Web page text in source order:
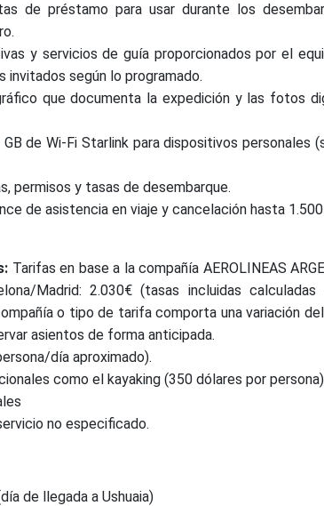
de préstamo para usar durante los
y servicios de guía proporcionados por el
invitados según lo programado.
que documenta la expedición y las fotos
de Wi-Fi Starlink para dispositivos personales
permisos y tasas de desembarque.
de asistencia en viaje y cancelación hasta
Tarifas en base a la compañía AEROLINEAS
Madrid: 2.030€ (tasas incluidas
o tipo de tarifa comporta una variación
asientos de forma anticipada.
día aproximado).
como el kayaking (350 dólares por
no especificado.
de llegada a Ushuaia)